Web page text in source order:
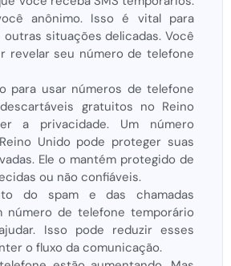
anônimo. Isso é vital para
outras situações delicadas. Você
revelar seu número de telefone
para usar números de telefone
​​​​gratuitos no Reino
a privacidade. Um número
Unido pode proteger suas
Ele o mantém protegido de
ou não confiáveis.
do spam e das chamadas
número de telefone temporário
Isso pode reduzir esses
o fluxo da comunicação.